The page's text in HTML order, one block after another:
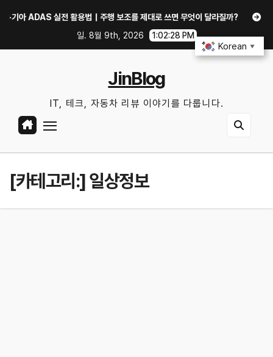
실전 활용법｜주행 보조를 제대로 쓰면 무엇이 달라질까?
여름철 에어
일. 8월 9th, 2026
1:02:29 PM
JinBlog
IT, 테크, 자동차 리뷰 이야기를 다룹니다.
[카테고리:]일상정보
Korean ▼